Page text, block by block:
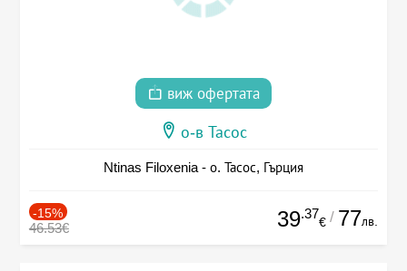
виж офертата
о-в Тасос
Ntinas Filoxenia - о. Тасос, Гърция
-15%
46.53€ 39.37
€ / 77лв.